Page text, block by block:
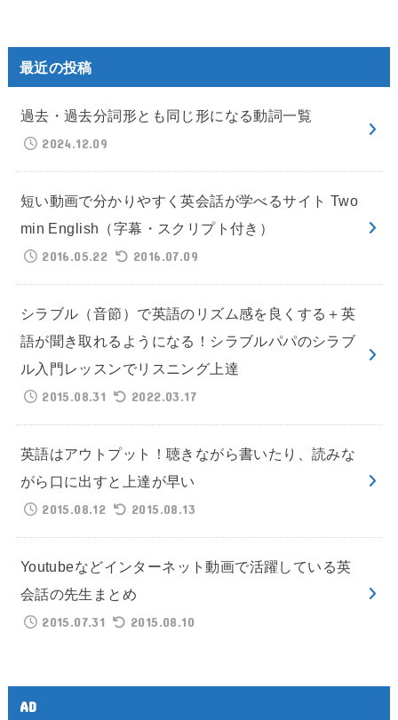
最近の投稿
過去・過去分詞形とも同じ形になる動詞一覧
2024.12.09
短い動画で分かりやすく英会話が学べるサイト Two
min English（字幕・スクリプト付き）
2016.05.22
2016.07.09
シラブル（音節）で英語のリズム感を良くする＋英
語が聞き取れるようになる！シラブルパパのシラブ
ル入門レッスンでリスニング上達
2015.08.31
2022.03.17
英語はアウトプット！聴きながら書いたり、読みな
がら口に出すと上達が早い
2015.08.12
2015.08.13
Youtubeなどインターネット動画で活躍している英
会話の先生まとめ
2015.07.31
2015.08.10
AD